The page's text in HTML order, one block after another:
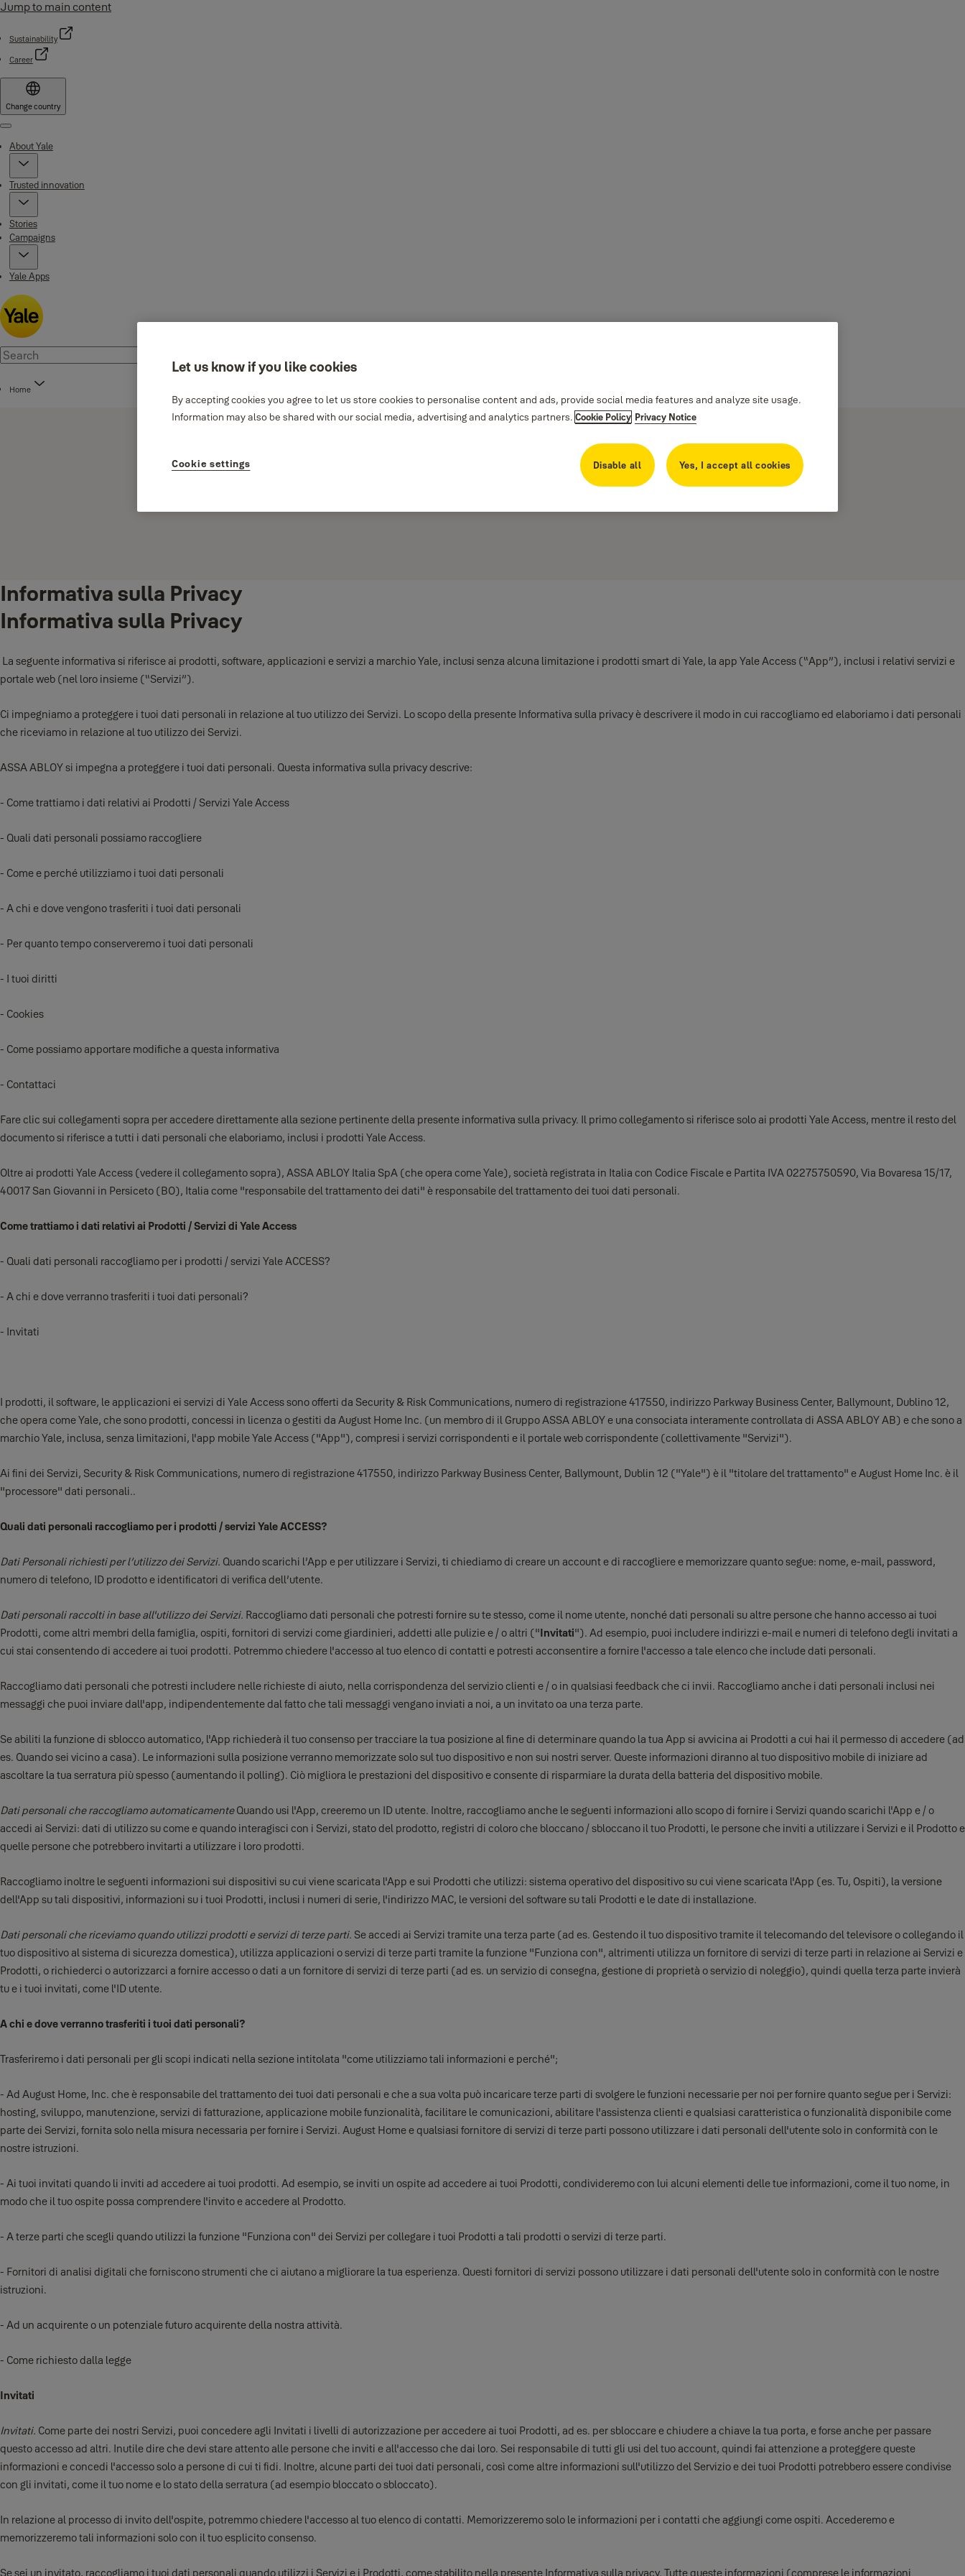
Jump to main content
Sustainability
Career
Change country
Menu
About Yale
Trusted innovation
Stories
Campaigns
Yale Apps
Home
Informativa sulla Privacy
Informativa sulla Privacy
La seguente informativa si riferisce ai prodotti, software, applicazioni e servizi a marchio Yale, inclusi senza alcuna limitazione i prodotti smart di Yale, la app Yale Access (“App”), inclusi i relativi servizi e
portale web (nel loro insieme (“Servizi”).
Ci impegniamo a proteggere i tuoi dati personali in relazione al tuo utilizzo dei Servizi. Lo scopo della presente Informativa sulla privacy è descrivere il modo in cui raccogliamo ed elaboriamo i dati personali
che riceviamo in relazione al tuo utilizzo dei Servizi.
ASSA ABLOY si impegna a proteggere i tuoi dati personali. Questa informativa sulla privacy descrive:
- Come trattiamo i dati relativi ai Prodotti / Servizi Yale Access
- Quali dati personali possiamo raccogliere
- Come e perché utilizziamo i tuoi dati personali
- A chi e dove vengono trasferiti i tuoi dati personali
- Per quanto tempo conserveremo i tuoi dati personali
- I tuoi diritti
- Cookies
- Come possiamo apportare modifiche a questa informativa
- Contattaci
Fare clic sui collegamenti sopra per accedere direttamente alla sezione pertinente della presente informativa sulla privacy. Il primo collegamento si riferisce solo ai prodotti Yale Access, mentre il resto del
documento si riferisce a tutti i dati personali che elaboriamo, inclusi i prodotti Yale Access.
Oltre ai prodotti Yale Access (vedere il collegamento sopra), ASSA ABLOY Italia SpA (che opera come Yale), società registrata in Italia con Codice Fiscale e Partita IVA 02275750590, Via Bovaresa 15/17,
40017 San Giovanni in Persiceto (BO), Italia come "responsabile del trattamento dei dati" è responsabile del trattamento dei tuoi dati personali.
Come trattiamo i dati relativi ai Prodotti / Servizi di Yale Access
- Quali dati personali raccogliamo per i prodotti / servizi Yale ACCESS?
- A chi e dove verranno trasferiti i tuoi dati personali?
- Invitati
I prodotti, il software, le applicazioni ei servizi di Yale Access sono offerti da Security & Risk Communications, numero di registrazione 417550, indirizzo Parkway Business Center, Ballymount, Dublino 12,
che opera come Yale, che sono prodotti, concessi in licenza o gestiti da August Home Inc. (un membro di il Gruppo ASSA ABLOY e una consociata interamente controllata di ASSA ABLOY AB) e che sono a
marchio Yale, inclusa, senza limitazioni, l'app mobile Yale Access ("App"), compresi i servizi corrispondenti e il portale web corrispondente (collettivamente "Servizi").
Ai fini dei Servizi, Security & Risk Communications, numero di registrazione 417550, indirizzo Parkway Business Center, Ballymount, Dublin 12 ("Yale") è il "titolare del trattamento" e August Home Inc. è il
"processore" dati personali..
Quali dati personali raccogliamo per i prodotti / servizi Yale ACCESS?
Dati Personali richiesti per l’utilizzo dei Servizi. Quando scarichi l’App e per utilizzare i Servizi, ti chiediamo di creare un account e di raccogliere e memorizzare quanto segue: nome, e-mail, password,
numero di telefono, ID prodotto e identificatori di verifica dell’utente.
Dati personali raccolti in base all'utilizzo dei Servizi. Raccogliamo dati personali che potresti fornire su te stesso, come il nome utente, nonché dati personali su altre persone che hanno accesso ai tuoi
Prodotti, come altri membri della famiglia, ospiti, fornitori di servizi come giardinieri, addetti alle pulizie e / o altri ("Invitati"). Ad esempio, puoi includere indirizzi e-mail e numeri di telefono degli invitati a
cui stai consentendo di accedere ai tuoi prodotti. Potremmo chiedere l'accesso al tuo elenco di contatti e potresti acconsentire a fornire l'accesso a tale elenco che include dati personali.
Raccogliamo dati personali che potresti includere nelle richieste di aiuto, nella corrispondenza del servizio clienti e / o in qualsiasi feedback che ci invii. Raccogliamo anche i dati personali inclusi nei
messaggi che puoi inviare dall'app, indipendentemente dal fatto che tali messaggi vengano inviati a noi, a un invitato oa una terza parte.
Se abiliti la funzione di sblocco automatico, l'App richiederà il tuo consenso per tracciare la tua posizione al fine di determinare quando la tua App si avvicina ai Prodotti a cui hai il permesso di accedere (ad
es. Quando sei vicino a casa). Le informazioni sulla posizione verranno memorizzate solo sul tuo dispositivo e non sui nostri server. Queste informazioni diranno al tuo dispositivo mobile di iniziare ad
ascoltare la tua serratura più spesso (aumentando il polling). Ciò migliora le prestazioni del dispositivo e consente di risparmiare la durata della batteria del dispositivo mobile.
Dati personali che raccogliamo automaticamenteQuando usi l'App, creeremo un ID utente. Inoltre, raccogliamo anche le seguenti informazioni allo scopo di fornire i Servizi quando scarichi l'App e / o
accedi ai Servizi: dati di utilizzo su come e quando interagisci con i Servizi, stato del prodotto, registri di coloro che bloccano / sbloccano il tuo Prodotti, le persone che inviti a utilizzare i Servizi e il Prodotto e
quelle persone che potrebbero invitarti a utilizzare i loro prodotti.
Raccogliamo inoltre le seguenti informazioni sui dispositivi su cui viene scaricata l'App e sui Prodotti che utilizzi: sistema operativo del dispositivo su cui viene scaricata l'App (es. Tu, Ospiti), la versione
dell'App su tali dispositivi, informazioni su i tuoi Prodotti, inclusi i numeri di serie, l'indirizzo MAC, le versioni del software su tali Prodotti e le date di installazione.
Dati personali che riceviamo quando utilizzi prodotti e servizi di terze parti. Se accedi ai Servizi tramite una terza parte (ad es. Gestendo il tuo dispositivo tramite il telecomando del televisore o collegando il
tuo dispositivo al sistema di sicurezza domestica), utilizza applicazioni o servizi di terze parti tramite la funzione "Funziona con", altrimenti utilizza un fornitore di servizi di terze parti in relazione ai Servizi e
Prodotti, o richiederci o autorizzarci a fornire accesso o dati a un fornitore di servizi di terze parti (ad es. un servizio di consegna, gestione di proprietà o servizio di noleggio), quindi quella terza parte invierà
tu e i tuoi invitati, come l'ID utente.
A chi e dove verranno trasferiti i tuoi dati personali?
Trasferiremo i dati personali per gli scopi indicati nella sezione intitolata "come utilizziamo tali informazioni e perché";
- Ad August Home, Inc. che è responsabile del trattamento dei tuoi dati personali e che a sua volta può incaricare terze parti di svolgere le funzioni necessarie per noi per fornire quanto segue per i Servizi:
hosting, sviluppo, manutenzione, servizi di fatturazione, applicazione mobile funzionalità, facilitare le comunicazioni, abilitare l'assistenza clienti e qualsiasi caratteristica o funzionalità disponibile come
parte dei Servizi, fornita solo nella misura necessaria per fornire i Servizi. August Home e qualsiasi fornitore di servizi di terze parti possono utilizzare i dati personali dell'utente solo in conformità con le
nostre istruzioni.
- Ai tuoi invitati quando li inviti ad accedere ai tuoi prodotti. Ad esempio, se inviti un ospite ad accedere ai tuoi Prodotti, condivideremo con lui alcuni elementi delle tue informazioni, come il tuo nome, in
modo che il tuo ospite possa comprendere l'invito e accedere al Prodotto.
- A terze parti che scegli quando utilizzi la funzione "Funziona con" dei Servizi per collegare i tuoi Prodotti a tali prodotti o servizi di terze parti.
- Fornitori di analisi digitali che forniscono strumenti che ci aiutano a migliorare la tua esperienza. Questi fornitori di servizi possono utilizzare i dati personali dell'utente solo in conformità con le nostre
istruzioni.
- Ad un acquirente o un potenziale futuro acquirente della nostra attività.
- Come richiesto dalla legge
Invitati
Invitati. Come parte dei nostri Servizi, puoi concedere agli Invitati i livelli di autorizzazione per accedere ai tuoi Prodotti, ad es. per sbloccare e chiudere a chiave la tua porta, e forse anche per passare
questo accesso ad altri. Inutile dire che devi stare attento alle persone che inviti e all'accesso che dai loro. Sei responsabile di tutti gli usi del tuo account, quindi fai attenzione a proteggere queste
informazioni e concedi l'accesso solo a persone di cui ti fidi. Inoltre, alcune parti dei tuoi dati personali, così come altre informazioni sull'utilizzo del Servizio e dei tuoi Prodotti potrebbero essere condivise
con gli invitati, come il tuo nome e lo stato della serratura (ad esempio bloccato o sbloccato).
In relazione al processo di invito dell'ospite, potremmo chiedere l'accesso al tuo elenco di contatti. Memorizzeremo solo le informazioni per i contatti che aggiungi come ospiti. Accederemo e
memorizzeremo tali informazioni solo con il tuo esplicito consenso.
Se sei un invitato, raccogliamo i tuoi dati personali quando utilizzi i Servizi e i Prodotti, come stabilito nella presente Informativa sulla privacy. Tutte queste informazioni (comprese le informazioni
Let us know if you like cookies
By accepting cookies you agree to let us store cookies to personalise content and ads, provide social media features and analyze site usage.
Information may also be shared with our social media, advertising and analytics partners. Cookie Policy Privacy Notice
Disable all Yes, I accept all cookies
Cookie settings